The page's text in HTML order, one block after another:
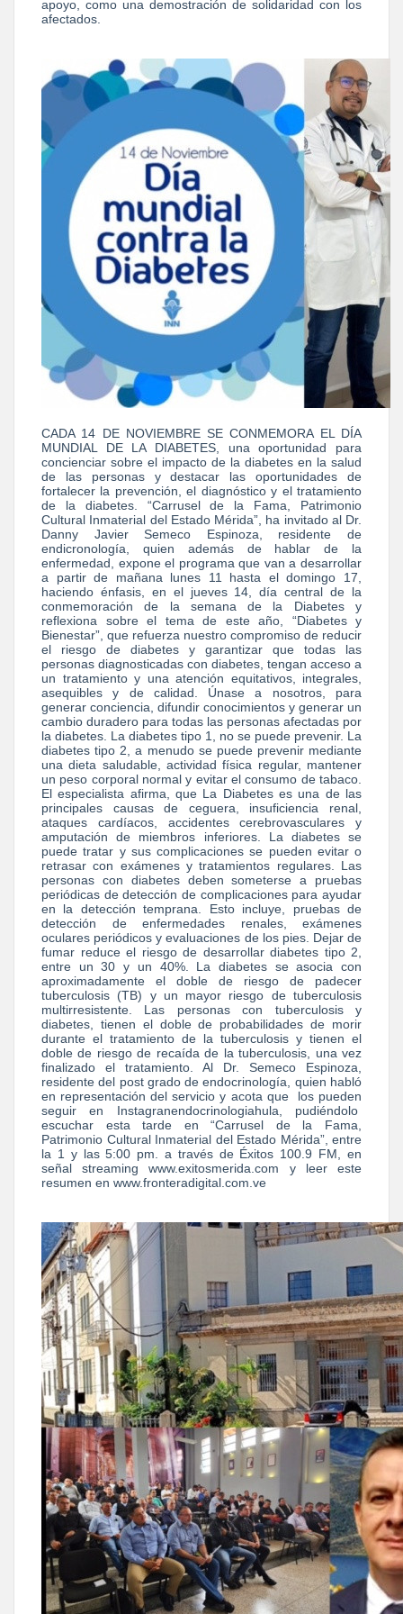
apoyo, como una demostración de solidaridad con los
afectados.
CADA 14 DE NOVIEMBRE SE CONMEMORA EL DÍA
MUNDIAL DE LA DIABETES, una oportunidad para
concienciar sobre el impacto de la diabetes en la salud
de las personas y destacar las oportunidades de
fortalecer la prevención, el diagnóstico y el tratamiento
de la diabetes. “Carrusel de la Fama, Patrimonio
Cultural Inmaterial del Estado Mérida”, ha invitado al Dr.
Danny Javier Semeco Espinoza, residente de
endicronología, quien además de hablar de la
enfermedad, expone el programa que van a desarrollar
a partir de mañana lunes 11 hasta el domingo 17,
haciendo énfasis, en el jueves 14, día central de la
conmemoración de la semana de la Diabetes y
reflexiona sobre el tema de este año, “Diabetes y
Bienestar”, que refuerza nuestro compromiso de reducir
el riesgo de diabetes y garantizar que todas las
personas diagnosticadas con diabetes, tengan acceso a
un tratamiento y una atención equitativos, integrales,
asequibles y de calidad. Únase a nosotros, para
generar conciencia, difundir conocimientos y generar un
cambio duradero para todas las personas afectadas por
la diabetes. La diabetes tipo 1, no se puede prevenir. La
diabetes tipo 2, a menudo se puede prevenir mediante
una dieta saludable, actividad física regular, mantener
un peso corporal normal y evitar el consumo de tabaco.
El especialista afirma, que La Diabetes es una de las
principales causas de ceguera, insuficiencia renal,
ataques cardíacos, accidentes cerebrovasculares y
amputación de miembros inferiores. La diabetes se
puede tratar y sus complicaciones se pueden evitar o
retrasar con exámenes y tratamientos regulares. Las
personas con diabetes deben someterse a pruebas
periódicas de detección de complicaciones para ayudar
en la detección temprana. Esto incluye, pruebas de
detección de enfermedades renales, exámenes
oculares periódicos y evaluaciones de los pies. Dejar de
fumar reduce el riesgo de desarrollar diabetes tipo 2,
entre un 30 y un 40%. La diabetes se asocia con
aproximadamente el doble de riesgo de padecer
tuberculosis (TB) y un mayor riesgo de tuberculosis
multirresistente. Las personas con tuberculosis y
diabetes, tienen el doble de probabilidades de morir
durante el tratamiento de la tuberculosis y tienen el
doble de riesgo de recaída de la tuberculosis, una vez
finalizado el tratamiento. Al Dr. Semeco Espinoza,
residente del post grado de endocrinología, quien habló
en representación del servicio y acota que los pueden
seguir en Instagranendocrinologiahula, pudiéndolo
escuchar esta tarde en “Carrusel de la Fama,
Patrimonio Cultural Inmaterial del Estado Mérida”, entre
la 1 y las 5:00 pm. a través de Éxitos 100.9 FM, en
señal streaming www.exitosmerida.com y leer este
resumen en www.fronteradigital.com.ve